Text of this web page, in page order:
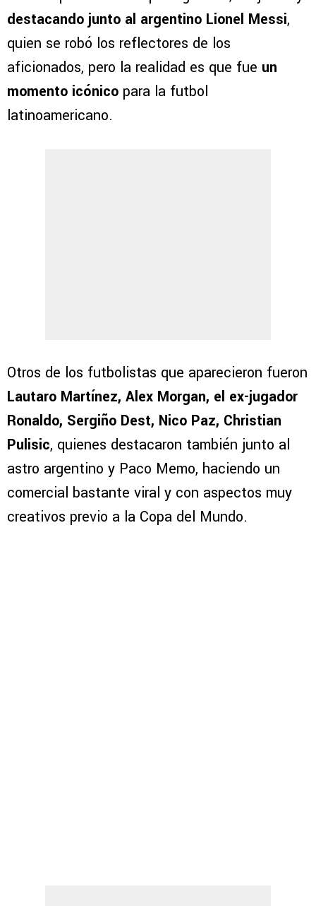
destacando junto al argentino Lionel Messi,
quien se robó los reflectores de los
aficionados, pero la realidad es que fue un
momento icónico para la futbol
latinoamericano.
Otros de los futbolistas que aparecieron fueron
Lautaro Martínez, Alex Morgan, el ex-jugador
Ronaldo, Sergiño Dest, Nico Paz, Christian
Pulisic, quienes destacaron también junto al
astro argentino y Paco Memo, haciendo un
comercial bastante viral y con aspectos muy
creativos previo a la Copa del Mundo.